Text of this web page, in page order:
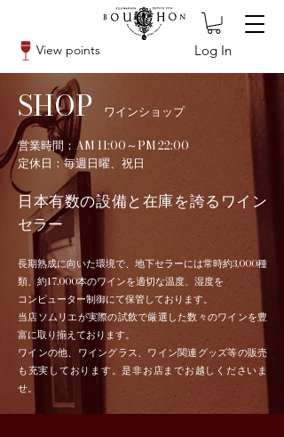
View points Log In
SHOP ワインショップ
営業時間：AM 11:00～PM 22:00
定休日：毎週日曜、祝日
日本有数の設備と在庫を誇るワイン
セラー
長期熟成に向いた環境で、地下セラーには常時約3,000種
類、約17,000本のワインを適切な温度、湿度を
コンピューター制御にて保管しております。
当店ソムリエが実際の試飲で厳選した数々のワインを豊
富に取り揃えております。
ワインの他、ワイングラス、ワイン関連グッズ等の販売
も充実しております。是非お店までお越しくださいま
せ。